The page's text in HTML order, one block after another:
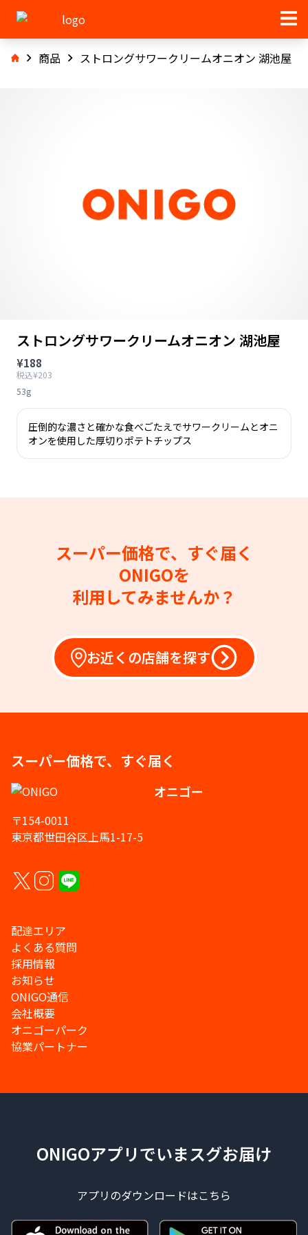
商品 ストロングサワークリームオニオン 湖池屋
ストロングサワークリームオニオン 湖池屋
¥188
税込¥203
53g
圧倒的な濃さと確かな食べごたえでサワークリームとオニ
オンを使用した厚切りポテトチップス
スーパー価格で、すぐ届く
ONIGOを
利用してみませんか？
お近くの店舗を探す
スーパー価格で、すぐ届く
オニゴー
〒154-0011
東京都世田谷区上馬1-17-5
配達エリア
よくある質問
採用情報
お知らせ
ONIGO通信
会社概要
オニゴーパーク
協業パートナー
ONIGOアプリでいまスグお届け
アプリのダウンロードはこちら